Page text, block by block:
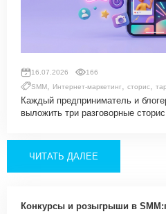
16.07.2026
166
SMM, Интернет-маркетинг, сторис,
Каждый предприниматель и
выложить три разговорные
ЧИТАТЬ ДАЛЕЕ
Конкурсы и розыгрыши в